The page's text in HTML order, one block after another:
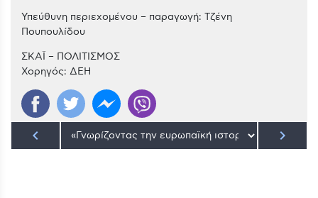
Υπεύθυνη περιεχομένου – παραγωγή: Τζένη
Πουπουλίδου
ΣΚΑΪ – ΠΟΛΙΤΙΣΜΟΣ
Χορηγός: ΔΕΗ
keyboard_arrow_left keyboard_arrow_right